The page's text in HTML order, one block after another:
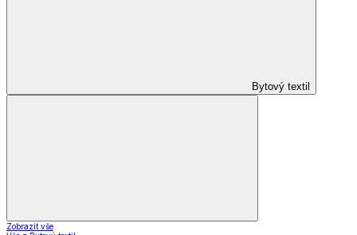
Bytový textil
Zobrazit vše